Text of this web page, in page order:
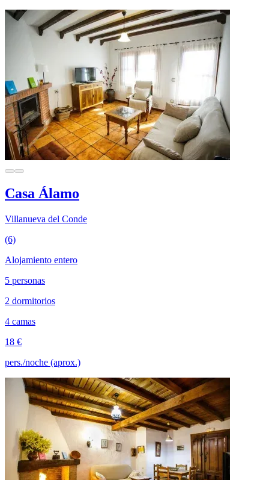
Casa Álamo
Villanueva del Conde
(6)
Alojamiento entero
5 personas
2 dormitorios
4 camas
18 €
pers./noche (aprox.)